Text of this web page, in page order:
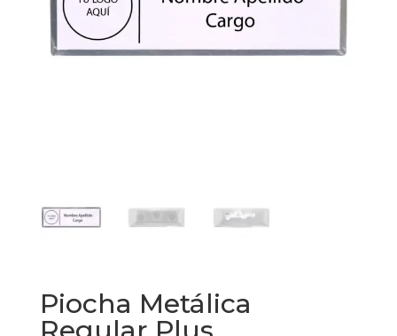
Piocha Metálica